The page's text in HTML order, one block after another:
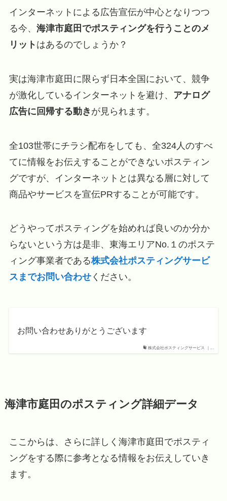
インターネットによる広告宣伝が中心となりつつ
る今、 海津市庭田でポスティングを行うことのメ
リット はあるのでしょうか？
実は海津市庭田に限らず日本全国において、競争
が激化しているインターネットを避け、 アナログ
広告に回帰する動き が見られます。
全103世帯にチラシ配布をしても、全324人のすべ
てに情報をお伝えすることができないポスティン
グですが、インターネットとは異なる層に対して
商品やサービスを宣伝PRすることが可能です。
どうやってポスティングを始めれば良いのか分か
らないという方は是非、東海エリアNo.１のポステ
ィング事業者である株式会社ポスティングサービ
スまでお問い合わせください。
株式会社ポスティングサービス ｜...
お問い合わせありがとうございます
海津市庭田のポスティング詳細データ
ここからは、さらに詳しく海津市庭田でポスティ
ングをする際に参考となる情報をお伝えしていき
ます。